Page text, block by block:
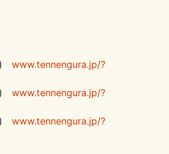
www.tennengura.jp/?
www.tennengura.jp/?
www.tennengura.jp/?